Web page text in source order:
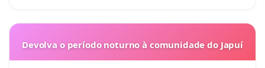
Devolva o período noturno à comunidade do Japuí